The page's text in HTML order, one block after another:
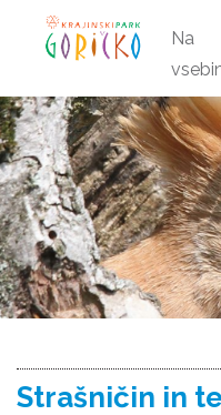
Na
Strašničin in